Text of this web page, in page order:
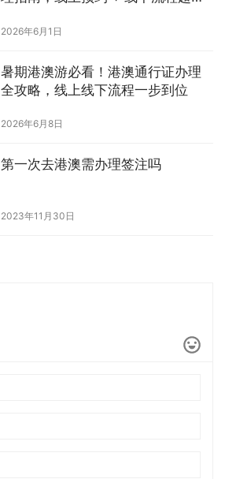
2026年6月1日
暑期港澳游必看！港澳通行证办理
全攻略，线上线下流程一步到位
2026年6月8日
第一次去港澳需办理签注吗
2023年11月30日